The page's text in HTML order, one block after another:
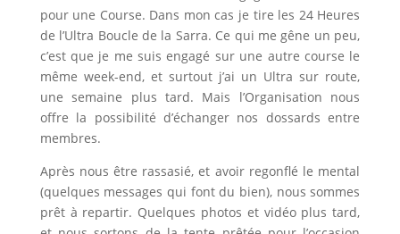
pour une Course. Dans mon cas je tire les 24 Heures
de l’Ultra Boucle de la Sarra. Ce qui me gêne un peu,
c’est que je me suis engagé sur une autre course le
même week-end, et surtout j’ai un Ultra sur route,
une semaine plus tard. Mais l’Organisation nous
offre la possibilité d’échanger nos dossards entre
membres.
Après nous être rassasié, et avoir regonflé le mental
(quelques messages qui font du bien), nous sommes
prêt à repartir. Quelques photos et vidéo plus tard,